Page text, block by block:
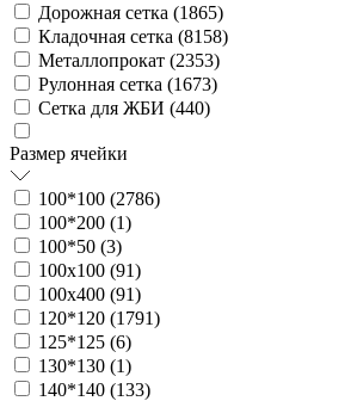
Дорожная сетка (1865)
Кладочная сетка (8158)
Металлопрокат (2353)
Рулонная сетка (1673)
Сетка для ЖБИ (440)
Размер ячейки
100*100 (2786)
100*200 (1)
100*50 (3)
100х100 (91)
100х400 (91)
120*120 (1791)
125*125 (6)
130*130 (1)
140*140 (133)